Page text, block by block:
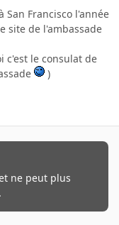
Francisco l'année
site de l'ambassade
c'est le consulat de
)
ne peut plus